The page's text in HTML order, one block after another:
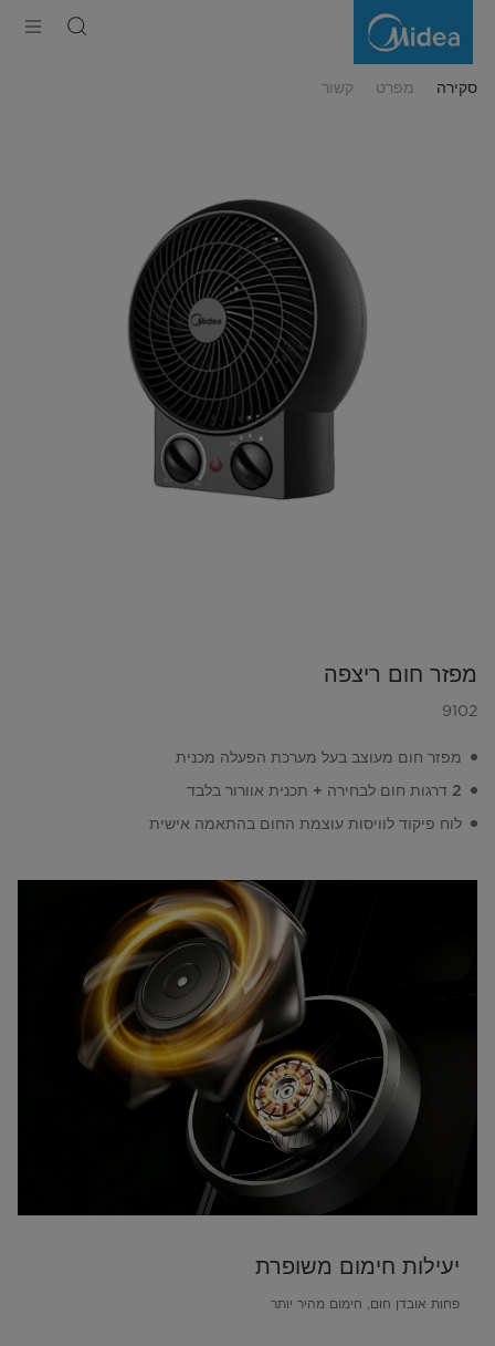
סקירה מפרט קשור
מפזר חום ריצפה
9102
מפזר חום מעוצב בעל מערכת הפעלה מכנית
2 דרגות חום לבחירה + תכנית אוורור בלבד
לוח פיקוד לוויסות עוצמת החום בהתאמה אישית
יעילות חימום משופרת
פחות אובדן חום, חימום מהיר יותר